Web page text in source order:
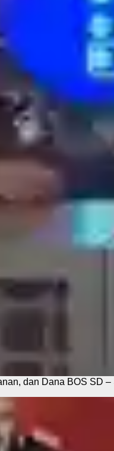
dan Dana BOS SD